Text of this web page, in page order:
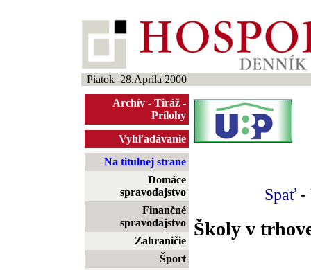
Piatok 28.Apríla 2000
Archív - Tiráž -
Prílohy
Vyhľadávanie
Na titulnej strane
Domáce
spravodajstvo
Finančné
spravodajstvo
Zahraničie
Šport
Spať -
Školy v